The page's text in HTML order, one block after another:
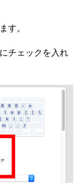
す。
チェックを入れ